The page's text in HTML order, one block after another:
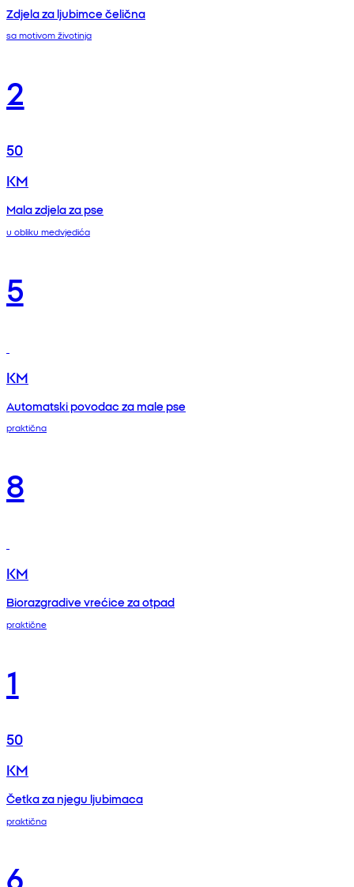
Zdjela za ljubimce čelična
sa motivom životinja
2
50
KM
Mala zdjela za pse
u obliku medvjedića
5
KM
Automatski povodac za male pse
praktična
8
KM
Biorazgradive vrećice za otpad
praktične
1
50
KM
Četka za njegu ljubimaca
praktična
6